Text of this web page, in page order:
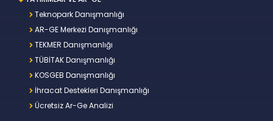
Teknopark Danışmanlığı
AR-GE Merkezi Danışmanlığı
TEKMER Danışmanlığı
TÜBİTAK Danışmanlığı
KOSGEB Danışmanlığı
İhracat Destekleri Danışmanlığı
Ücretsiz Ar-Ge Analizi